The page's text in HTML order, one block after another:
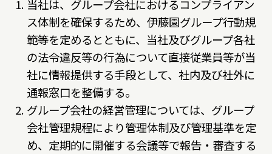
当社は、グループ会社におけるコンプライアン
ス体制を確保するため、伊藤園グループ行動規
範等を定めるとともに、当社及びグループ各社
の法令違反等の行為について直接従業員等が当
社に情報提供する手段として、社内及び社外に
通報窓口を整備する。
グループ会社の経営管理については、グループ
会社管理規程により管理体制及び管理基準を定
め、定期的に開催する会議等で報告・審査する